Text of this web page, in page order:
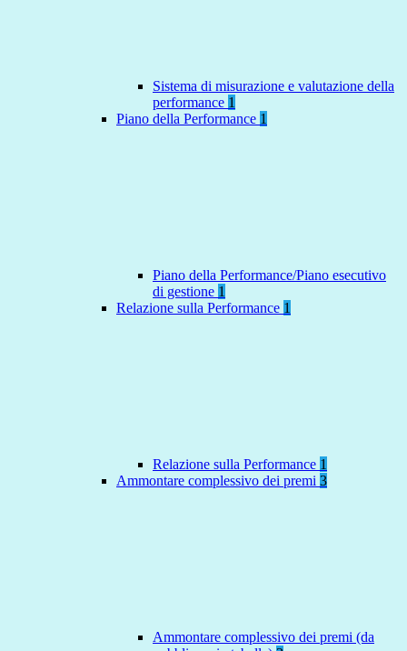
Sistema di misurazione e valutazione della
performance 1
Piano della Performance 1
Piano della Performance/Piano esecutivo
di gestione 1
Relazione sulla Performance 1
Relazione sulla Performance 1
Ammontare complessivo dei premi 3
Ammontare complessivo dei premi (da